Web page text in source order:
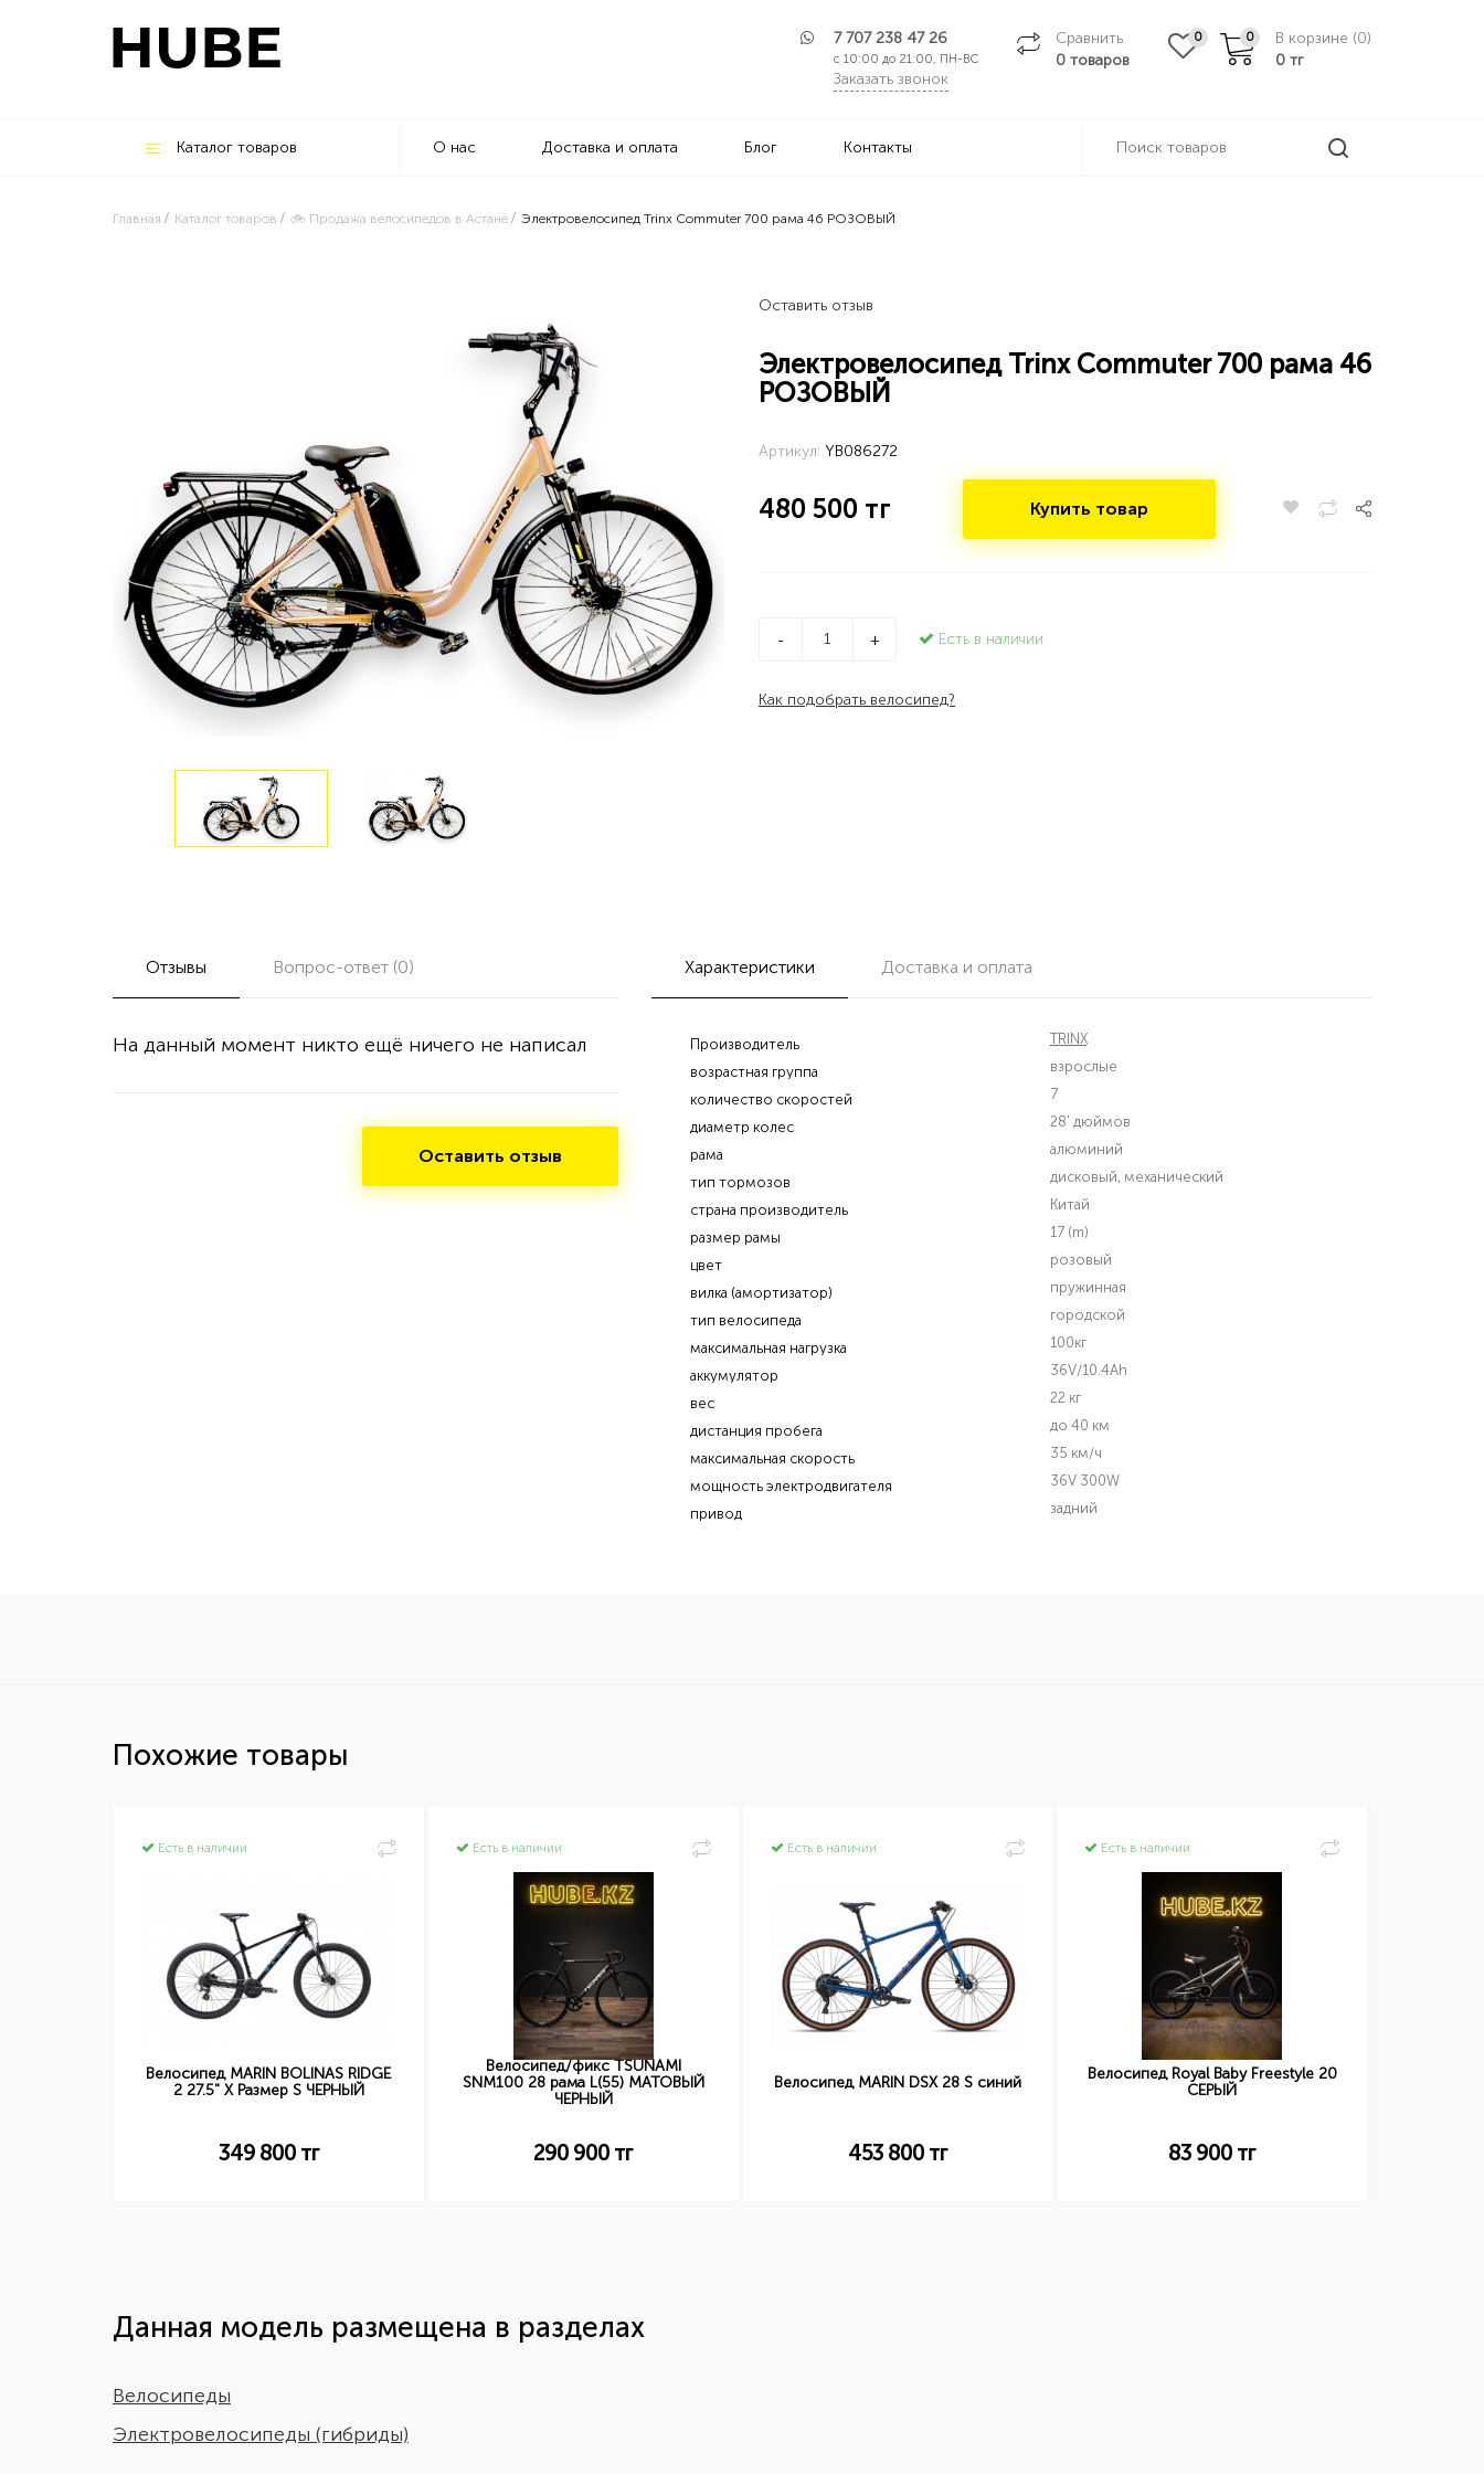
7 707 238 47 26
с 10:00 до 21:00, ПН-ВС
Заказать звонок
Сравнить
0 товаров
0 0 В корзине (0)
0 тг
Каталог товаров О нас Доставка и оплата Блог Контакты
Главная Каталог товаров 🚲 Продажа велосипедов в Астане Электровелосипед Trinx Commuter 700 рама 46 РОЗОВЫЙ
Оставить отзыв
Электровелосипед Trinx Commuter 700 рама 46
РОЗОВЫЙ
Артикул: YB086272
480 500 тг Купить товар
- + Есть в наличии
Как подобрать велосипед?
Отзывы Вопрос-ответ (0)
На данный момент никто ещё ничего не написал
Оставить отзыв
Характеристики Доставка и оплата
Производитель
TRINX
возрастная группа
взрослые
количество скоростей
7
диаметр колес
28' дюймов
рама
алюминий
тип тормозов
дисковый, механический
страна производитель
Китай
размер рамы
17 (m)
цвет
розовый
вилка (амортизатор)
пружинная
тип велосипеда
городской
максимальная нагрузка
100кг
аккумулятор
36V/10.4Ah
вес
22 кг
дистанция пробега
до 40 км
максимальная скорость
35 км/ч
мощность электродвигателя
36V 300W
привод
задний
Похожие товары
Есть в наличии
Велосипед MARIN BOLINAS RIDGE
2 27.5" X Размер S ЧЕРНЫЙ
349 800тг
Есть в наличии
Велосипед/фикс TSUNAMI
SNM100 28 рама L(55) МАТОВЫЙ
ЧЕРНЫЙ
290 900 тг
Есть в наличии
Велосипед MARIN DSX 28 S синий
453 800тг
Есть в наличии
Велосипед Royal Baby Freestyle 20
СЕРЫЙ
83 900 тг
Данная модель размещена в разделах
Велосипеды
Электровелосипеды (гибриды)